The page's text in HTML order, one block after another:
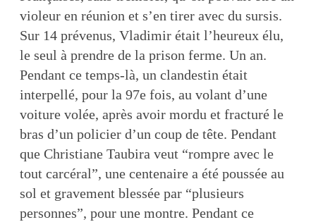
violeur en réunion et s’en tirer avec du sursis.
Sur 14 prévenus, Vladimir était l’heureux élu,
le seul à prendre de la prison ferme. Un an.
Pendant ce temps-là, un clandestin était
interpellé, pour la 97e fois, au volant d’une
voiture volée, après avoir mordu et fracturé le
bras d’un policier d’un coup de tête. Pendant
que Christiane Taubira veut “rompre avec le
tout carcéral”, une centenaire a été poussée au
sol et gravement blessée par “plusieurs
personnes”, pour une montre. Pendant ce